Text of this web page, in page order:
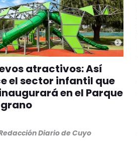
atractivos: Así
el sector infantil que
en el Parque
Diario de Cuyo